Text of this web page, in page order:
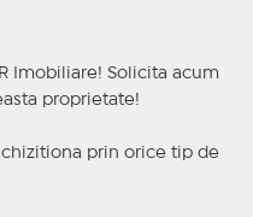
Imobiliare! Solicita acum
proprietate!
prin orice tip de